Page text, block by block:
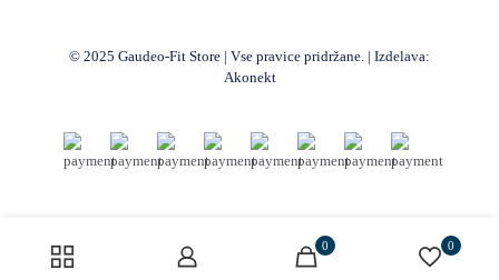
© 2025 Gaudeo-Fit Store | Vse pravice pridržane. | Izdelava:
Akonekt
0 0